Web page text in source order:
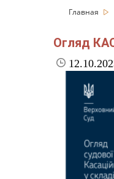
Главная
Огляд